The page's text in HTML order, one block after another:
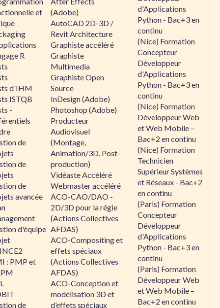
et
R
d'IHM
ISTQB
-
de
de
de
avancée
d'équipe
: PMP et
de
(Adobe)
AutoCAD 2D-3D /
Revit Architecture
Graphiste accéléré
Graphiste
Multimedia
Graphiste Open
Source
InDesign (Adobe)
Photoshop (Adobe)
Producteur
Audiovisuel
(Montage,
Animation/3D, Post-
production)
Vidéaste Accéléré
Webmaster accéléré
ACO-CAO/DAO -
2D/3D pour la régie
(Actions Collectives
AFDAS)
ACO-Compositing et
effets spéciaux
(Actions Collectives
AFDAS)
ACO-Conception et
modélisation 3D et
d’effets spéciaux
d'Applications
Python - Bac+3 en
continu
(Nice) Formation
Concepteur
Développeur
d'Applications
Python - Bac+3 en
continu
(Nice) Formation
Développeur Web
et Web Mobile –
Bac+2 en continu
(Nice) Formation
Technicien
Supérieur Systèmes
et Réseaux - Bac+2
en continu
(Paris) Formation
Concepteur
Développeur
d'Applications
Python - Bac+3 en
continu
(Paris) Formation
Développeur Web
et Web Mobile –
Bac+2 en continu